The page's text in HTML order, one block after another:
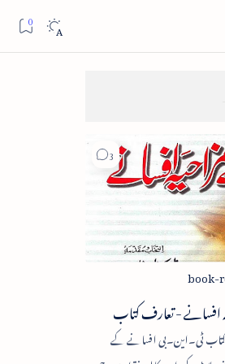
افسانے - تعارف کتاب
ٹی۔این۔بی افسانے کے